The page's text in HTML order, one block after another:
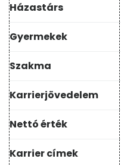
Házastárs
Gyermekek
Szakma
Karrierjövedelem
Nettó érték
Karrier címek